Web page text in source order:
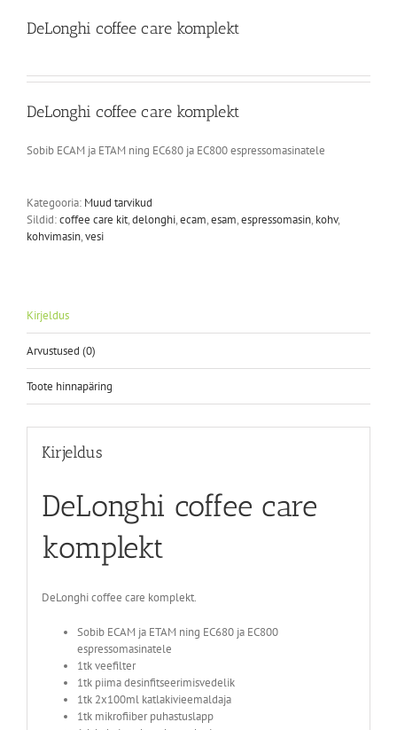
DeLonghi coffee care komplekt
DeLonghi coffee care komplekt
Sobib ECAM ja ETAM ning EC680 ja EC800 espressomasinatele
Kategooria: Muud tarvikud
Sildid:coffee care kit,delonghi,ecam,esam,espressomasin, kohv,
kohvimasin,vesi
Kirjeldus
Arvustused (0)
Toote hinnapäring
Kirjeldus
DeLonghi coffee care
komplekt
DeLonghi coffee care komplekt.
Sobib ECAM ja ETAM ning EC680 ja EC800
espressomasinatele
1tk veefilter
1tk piima desinfitseerimisvedelik
1tk 2x100ml katlakivieemaldaja
1tk mikrofiiber puhastuslapp